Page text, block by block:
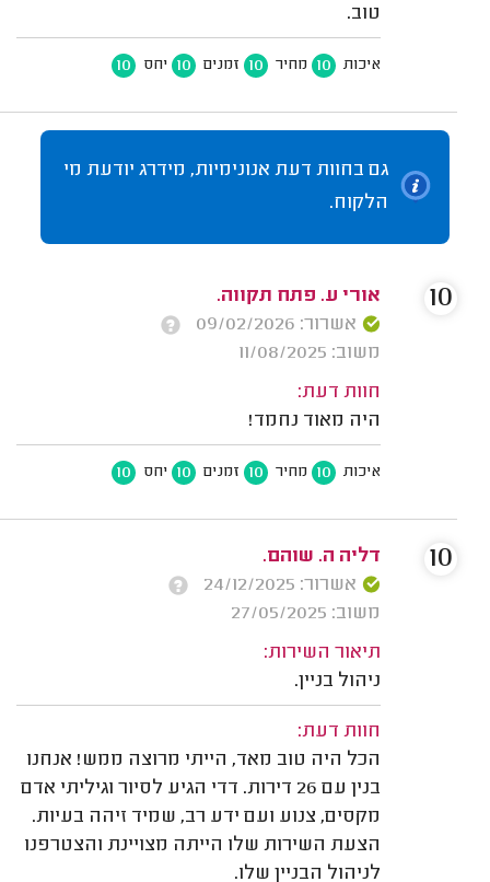
טוב.
איכות 10 מחיר 10 זמנים 10 יחס 10
גם בחוות דעת אנונימיות, מידרג יודעת מי
הלקוח.
אורי ע. פתח תקווה.
אשרור: 09/02/2026
משוב: 11/08/2025
חוות דעת:
היה מאוד נחמד!
איכות 10 מחיר 10 זמנים 10 יחס 10
10
דליה ה. שוהם.
אשרור: 24/12/2025
משוב: 27/05/2025
תיאור השירות:
ניהול בניין.
חוות דעת:
הכל היה טוב מאד, הייתי מרוצה ממש! אנחנו
בנין עם 26 דירות. דדי הגיע לסיור וגיליתי אדם
מקסים, צנוע ועם ידע רב, שמיד זיהה בעיות.
הצעת השירות שלו הייתה מצויינת והצטרפנו
לניהול הבניין שלו.
10